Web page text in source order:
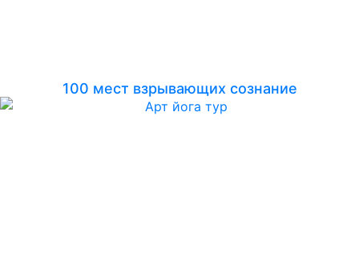
100 мест взрывающих сознание